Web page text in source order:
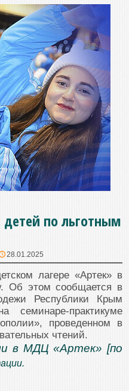
по льготным
28.01.2025
лагере «Артек» в
Об этом сообщается в
Республики Крым
семинаре-практикуме
проведенном в
чтений.
в МДЦ «Артек» [по